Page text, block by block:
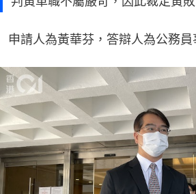
申請人為黃華芬，答辯人為公務員